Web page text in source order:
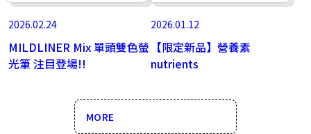
2026.02.24
MILDLINER Mix 單頭雙色螢
光筆 注目登場!!
2026.01.12
【限定新品】營養素
nutrients
MORE